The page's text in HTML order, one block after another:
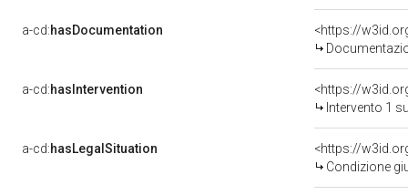
a-cd:hasDocumentation
a-cd:hasIntervention
<https://
Intervento 1
a-cd:hasLegalSituation
Condizione